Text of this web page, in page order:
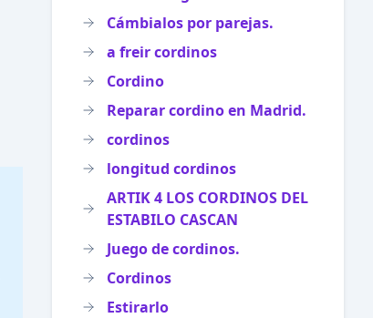
Cámbialos por parejas.
a freir cordinos
Cordino
Reparar cordino en Madrid.
cordinos
longitud cordinos
ARTIK 4 LOS CORDINOS DEL
ESTABILO CASCAN
Juego de cordinos.
Cordinos
Estirarlo